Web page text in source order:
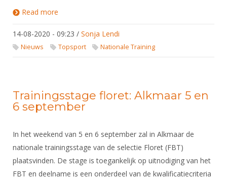
Read more
14-08-2020 - 09:23 / Sonja Lendi
Nieuws Topsport Nationale Training
Trainingsstage floret: Alkmaar 5 en
6 september
In het weekend van 5 en 6 september zal in Alkmaar de
nationale trainingsstage van de selectie Floret (FBT)
plaatsvinden. De stage is toegankelijk op uitnodiging van het
FBT en deelname is een onderdeel van de kwalificatiecriteria